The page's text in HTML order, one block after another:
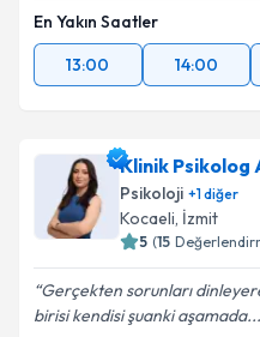
En Yakın Saatler
13:00
14:00
Klinik Psikolog
Psikoloji +1diğer
Kocaeli, İzmit
5 (15
Gerçekten sorunları
birisi kendisi şuanki aşamada...